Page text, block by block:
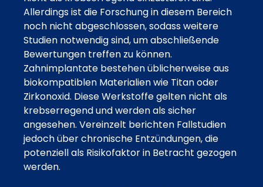
Allerdings ist die Forschung in diesem Bereich
noch nicht abgeschlossen, sodass weitere
Studien notwendig sind, um abschließende
Bewertungen treffen zu können.
Zahnimplantate bestehen üblicherweise aus
biokompatiblen Materialien wie Titan oder
Zirkonoxid. Diese Werkstoffe gelten nicht als
krebserregend und werden als sicher
angesehen. Vereinzelt berichten Fallstudien
jedoch über chronische Entzündungen, die
potenziell als Risikofaktor in Betracht gezogen
werden.